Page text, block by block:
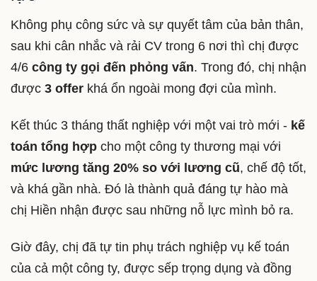
Không phụ công sức và sự quyết tâm của bản thân,
sau khi cân nhắc và rải CV trong 6 nơi thì chị được
4/6 công ty gọi đến phỏng vấn. Trong đó, chị nhận
được 3 offer khá ổn ngoài mong đợi của mình.
Kết thúc 3 tháng thất nghiệp với một vai trò mới - kế
toán tổng hợp cho một công ty thương mại với
mức lương tăng 20% so với lương cũ, chế độ tốt,
và khá gần nhà. Đó là thành quả đáng tự hào mà
chị Hiền nhận được sau những nỗ lực mình bỏ ra.
Giờ đây, chị đã tự tin phụ trách nghiệp vụ kế toán
của cả một công ty, được sếp trọng dụng và đồng